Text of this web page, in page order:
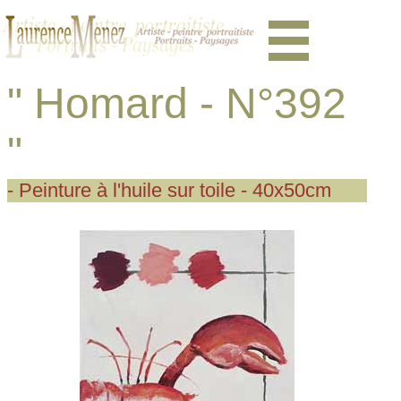
" Homard - N°392
"
- Peinture à l'huile sur toile - 40x50cm